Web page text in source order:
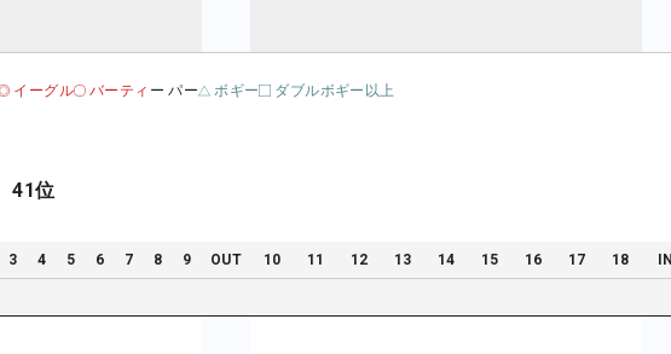
イーグル バーティ ー パー ボギー ダブルボギー以上
41位
3 4 5 6 7 8 9 OUT 10 11 12 13 14 15 16 17 18